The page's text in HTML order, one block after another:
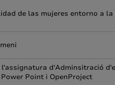
de las mujeres entorno a
d'Adminsitració
Point i OpenProject